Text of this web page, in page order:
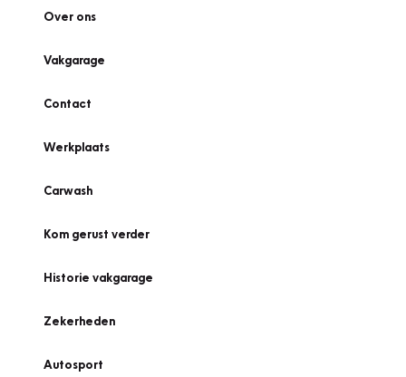
Over ons
Vakgarage
Contact
Werkplaats
Carwash
Kom gerust verder
Historie vakgarage
Zekerheden
Autosport